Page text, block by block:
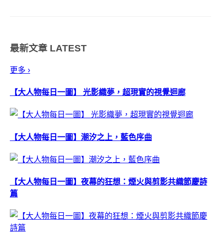
最新文章 LATEST
更多 ›
【大人物每日一圖】 光影織夢，超現實的視覺迴廊
【大人物每日一圖】潮汐之上，藍色序曲
【大人物每日一圖】夜幕的狂想：煙火與剪影共織節慶詩
篇